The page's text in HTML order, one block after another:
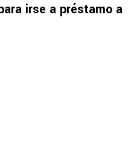
irse a préstamo a